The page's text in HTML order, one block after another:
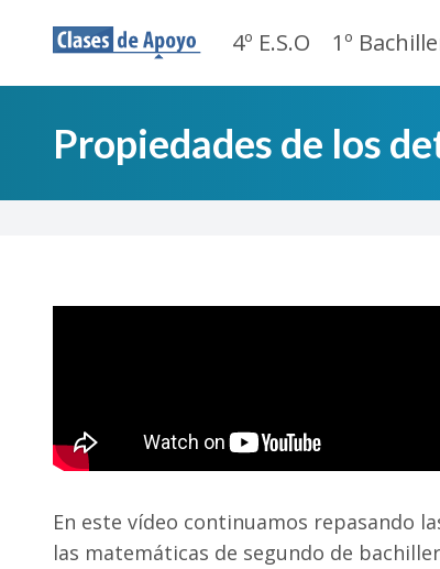
4º E.S.O 1º
Propiedades de los
En este vídeo continuamos repasando
las matemáticas de segundo de